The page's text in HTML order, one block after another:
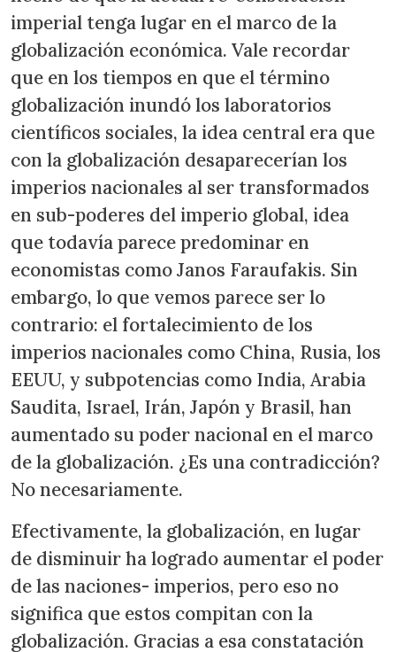
imperial tenga lugar en el marco de la
globalización económica. Vale recordar
que en los tiempos en que el término
globalización inundó los laboratorios
científicos sociales, la idea central era que
con la globalización desaparecerían los
imperios nacionales al ser transformados
en sub-poderes del imperio global, idea
que todavía parece predominar en
economistas como Janos Faraufakis. Sin
embargo, lo que vemos parece ser lo
contrario: el fortalecimiento de los
imperios nacionales como China, Rusia, los
EEUU, y subpotencias como India, Arabia
Saudita, Israel, Irán, Japón y Brasil, han
aumentado su poder nacional en el marco
de la globalización. ¿Es una contradicción?
No necesariamente.
Efectivamente, la globalización, en lugar
de disminuir ha logrado aumentar el poder
de las naciones- imperios, pero eso no
significa que estos compitan con la
globalización. Gracias a esa constatación